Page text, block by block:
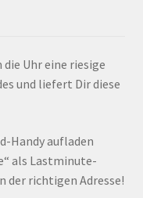
Uhr eine riesige
und liefert Dir diese
Handy aufladen
als Lastminute-
der richtigen Adresse!